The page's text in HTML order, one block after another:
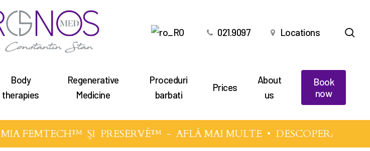
021.9097 Locations
Body
therapies
Regenerative
Medicine
Proceduri
barbati
Prices
About
us
Book
now
MIA FEMTECH™ȘI PRESERVÉ™- AFLĂ MAI MULTE• DESCOPERĂ